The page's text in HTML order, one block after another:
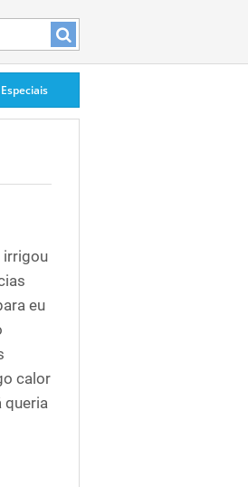
irrigou
eu
calor
queria